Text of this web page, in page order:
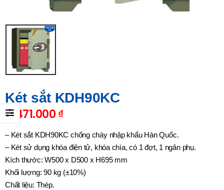
Két sắt KDH90KC
11.471.000₫
– Két sắt KDH90KC chống cháy nhập khẩu Hàn Quốc.
– Két sử dụng khóa điện tử, khóa chìa, có 1 đợt, 1 ngăn phụ.
Kích thước: W500 x D500 x H695 mm
Khối lượng: 90 kg (±10%)
Chất liệu: Thép.